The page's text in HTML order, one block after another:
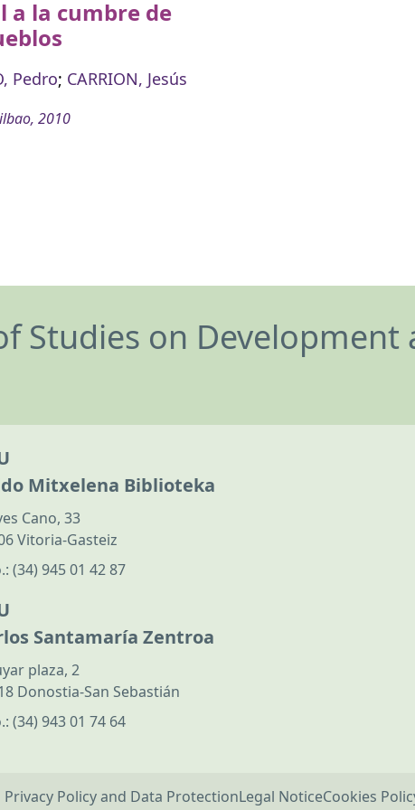
a la cumbre de
Pedro; CARRION, Jesús
2010
Studies on
Mitxelena Biblioteka
Cano, 33
Vitoria-Gasteiz
(34) 945 01 42 87
Santamaría Zentroa
plaza, 2
Donostia-San Sebastián
(34) 943 01 74 64
Privacy Policy and Data ProtectionLegal NoticeCookies